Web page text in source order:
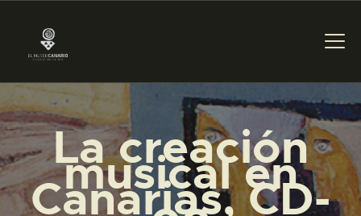
La creación
musical en
Canarias, CD-
PREPARAR LA VISITA
ACTIVIDADES